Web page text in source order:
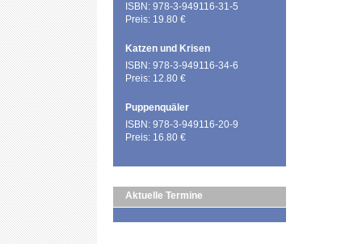
ISBN: 978-3-949116-31-5
Preis: 19.80 €
Katzen und Krisen
ISBN: 978-3-949116-34-6
Preis: 12.80 €
Puppenquäler
ISBN: 978-3-949116-20-9
Preis: 16.80 €
Aktuelle Termine